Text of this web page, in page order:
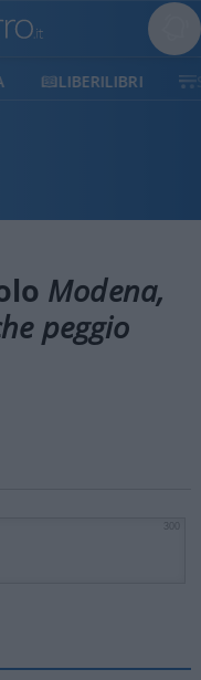
LIBERILIBRI
Modena,
peggio